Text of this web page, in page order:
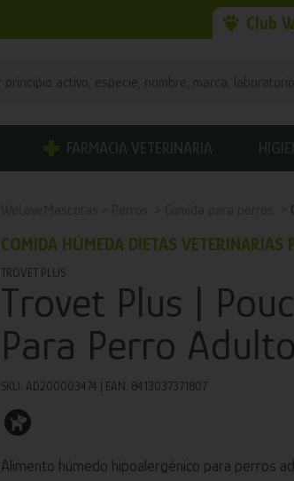
Club
FARMACIA VETERINARIA
COMIDA HÚMEDA DIETAS VETERINARIAS
TROVET PLUS
Trovet Plus |
Para Perro
SKU: AD200003474 | EAN: 8413037371807
Alimento húmedo hipoalergénico para perros